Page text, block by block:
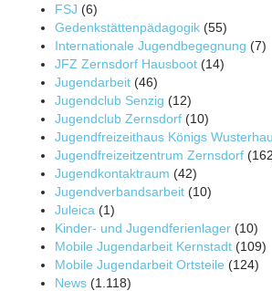
FSJ (6)
Gedenkstättenpädagogik (55)
Internationale Jugendbegegnung (7)
JFZ Zernsdorf Hausboot (14)
Jugendarbeit (46)
Jugendclub Senzig (12)
Jugendclub Zernsdorf (10)
Jugendfreizeithaus Königs
Jugendfreizeitzentrum Zernsdorf
Jugendkontaktraum (42)
Jugendverbandsarbeit (10)
Juleica (1)
Kinder- und Jugendferienlager (10)
Mobile Jugendarbeit Kernstadt (109)
Mobile Jugendarbeit Ortsteile (124)
News (1.118)